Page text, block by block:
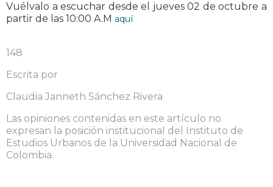
Vuélvalo a escuchar desde el jueves 02 de octubre a
partir de las 10:00 A.M aquí
148
Escrita por
Claudia Janneth Sánchez Rivera
Las opiniones contenidas en este artículo no
expresan la posición institucional del Instituto de
Estudios Urbanos de la Universidad Nacional de
Colombia.